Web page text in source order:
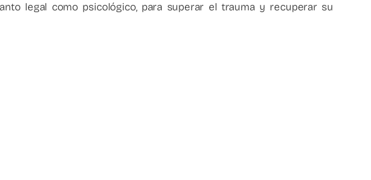
legal como psicológico, para superar el trauma y recuperar su